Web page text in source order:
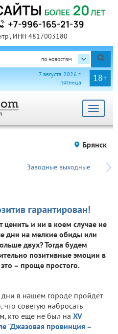
ИНН 4817003180
по новостям
18+
7 августа 2026 г.
пятница
Toggle
Брянск
Заводные выходные
гарантирован!
ценить и ни в коем случае не
дни на мелкие обиды или
двух? Тогда будем
позитивные эмоции в
– проще простого.
в нашем городе пройдет
что советую набросать
кто еще не был на XV
"Джазовая провинция –